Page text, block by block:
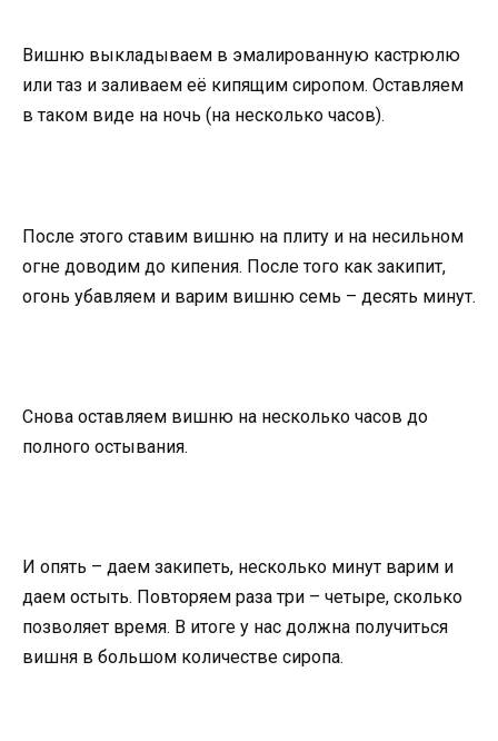
Вишню выкладываем в эмалированную кастрюлю
или таз и заливаем её кипящим сиропом. Оставляем
в таком виде на ночь (на несколько часов).
После этого ставим вишню на плиту и на несильном
огне доводим до кипения. После того как закипит,
огонь убавляем и варим вишню семь – десять минут.
Снова оставляем вишню на несколько часов до
полного остывания.
И опять – даем закипеть, несколько минут варим и
даем остыть. Повторяем раза три – четыре, сколько
позволяет время. В итоге у нас должна получиться
вишня в большом количестве сиропа.